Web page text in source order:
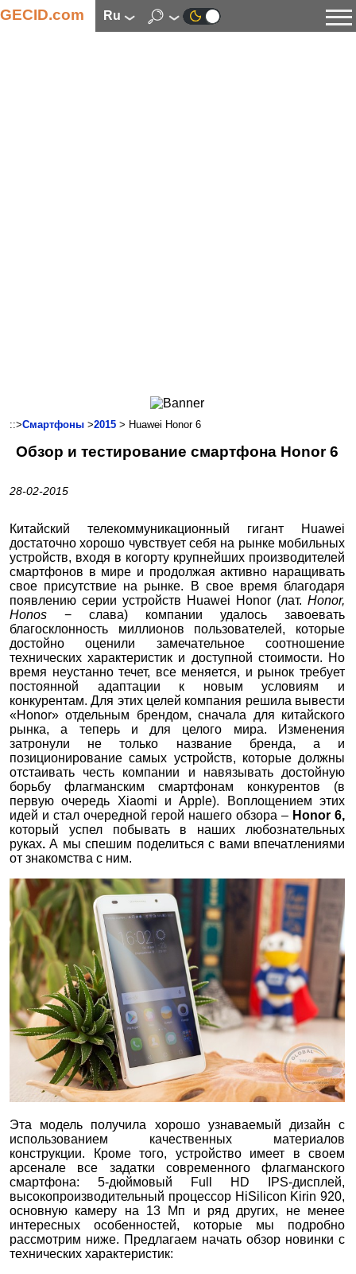
GECID.com ru
Смартфоны
Коммуникации
Автоэлектроника
::>Смартфоны >2015 > Huawei Honor 6
Обзор и тестирование смартфона Honor 6
28-02-2015
Китайский телекоммуникационный гигант Huawei
достаточно хорошо чувствует себя на рынке мобильных
устройств, входя в когорту крупнейших производителей
смартфонов в мире и продолжая активно наращивать
свое присутствие на рынке. В свое время благодаря
появлению серии устройств Huawei Honor (лат.Honor,
Honos − слава) компании удалось завоевать
благосклонность миллионов пользователей, которые
достойно оценили замечательное соотношение
технических характеристик и доступной стоимости. Но
время неустанно течет, все меняется, и рынок требует
постоянной адаптации к новым условиям и
конкурентам. Для этих целей компания решила вывести
«Honor» отдельным брендом, сначала для китайского
рынка, а теперь и для целого мира. Изменения
затронули не только название бренда, а и
позиционирование самых устройств, которые должны
отстаивать честь компании и навязывать достойную
борьбу флагманским смартфонам конкурентов (в
первую очередь Xiaomi и Apple). Воплощением этих
идей и стал очередной герой нашего обзора – Honor 6,
который успел побывать в наших любознательных
руках. А мы спешим поделиться с вами впечатлениями
от знакомства с ним.
Эта модель получила хорошо узнаваемый дизайн с
использованием качественных материалов
конструкции. Кроме того, устройство имеет в своем
арсенале все задатки современного флагманского
смартфона: 5-дюймовый Full HD IPS-дисплей,
высокопроизводительный процессор HiSilicon Kirin 920,
основную камеру на 13 Мп и ряд других, не менее
интересных особенностей, которые мы подробно
рассмотрим ниже. Предлагаем начать обзор новинки с
технических характеристик: